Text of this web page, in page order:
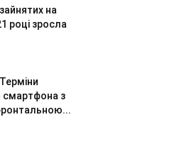
на
році зросла
смартфона з